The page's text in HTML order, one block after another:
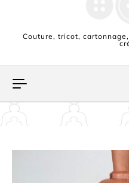
Couture, tricot,